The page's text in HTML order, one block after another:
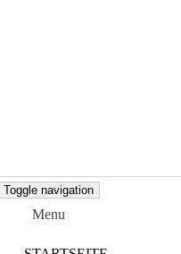
Toggle navigation
Menu